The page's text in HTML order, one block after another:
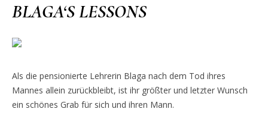
BLAGA‘S LESSONS
Als die pensionierte Lehrerin Blaga nach dem Tod ihres
Mannes allein zurückbleibt, ist ihr größter und letzter Wunsch
ein schönes Grab für sich und ihren Mann.